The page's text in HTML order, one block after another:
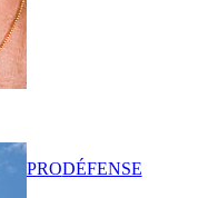
PRODÉFENSE